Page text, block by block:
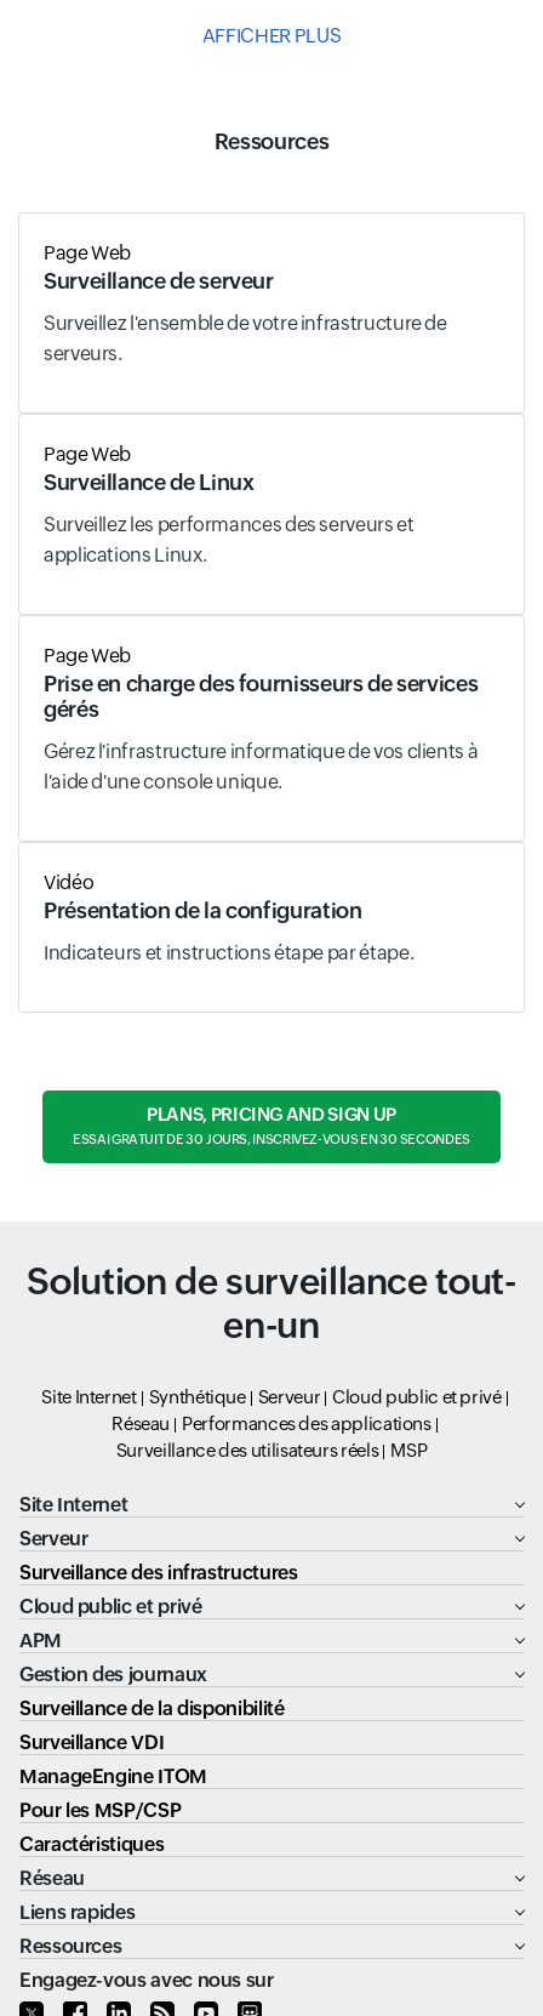
AFFICHER PLUS
Ressources
Page Web
Surveillance de serveur
Surveillez l'ensemble de votre infrastructure de
serveurs.
Page Web
Surveillance de Linux
Surveillez les performances des serveurs et
applications Linux.
Page Web
Prise en charge des fournisseurs de services
gérés
Gérez l'infrastructure informatique de vos clients à
l'aide d'une console unique.
Vidéo
Présentation de la configuration
Indicateurs et instructions étape par étape.
PLANS, PRICING AND SIGN UP
ESSAI GRATUIT DE 30 JOURS, INSCRIVEZ-VOUS EN 30 SECONDES
Solution de surveillance tout-
en-un
Site Internet Synthétique Serveur
Cloud public et privé
Réseau
Performances des applications
Surveillance des utilisateurs réels
MSP
Site Internet
Serveur
Surveillance des infrastructures
Cloud public et privé
APM
Gestion des journaux
Surveillance de la disponibilité
Surveillance VDI
ManageEngine ITOM
Pour les MSP/CSP
Caractéristiques
Réseau
Liens rapides
Ressources
Engagez-vous avec nous sur